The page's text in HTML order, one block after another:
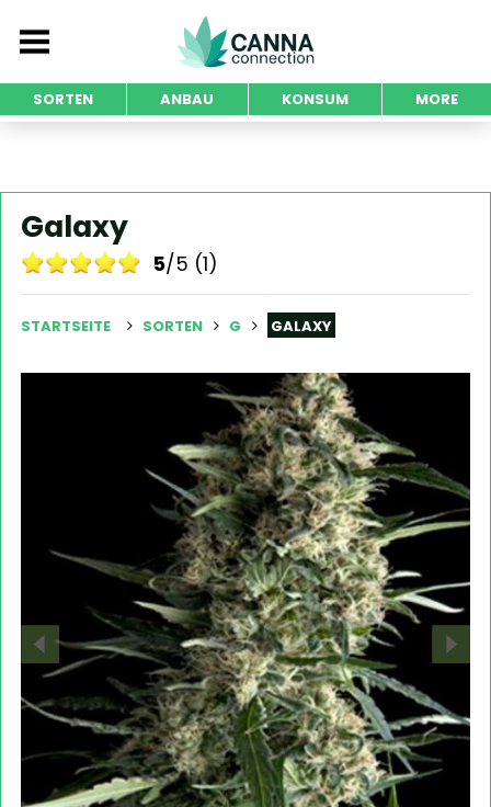
SORTEN ANBAU KONSUM MORE
Galaxy
5/5 (1)
STARTSEITE SORTEN G GALAXY